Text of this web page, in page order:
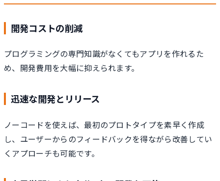
開発コストの削減
プログラミングの専門知識がなくてもアプリを作れるた
め、開発費用を大幅に抑えられます。
迅速な開発とリリース
ノーコードを使えば、最初のプロトタイプを素早く作成
し、ユーザーからのフィードバックを得ながら改善してい
くアプローチも可能です。